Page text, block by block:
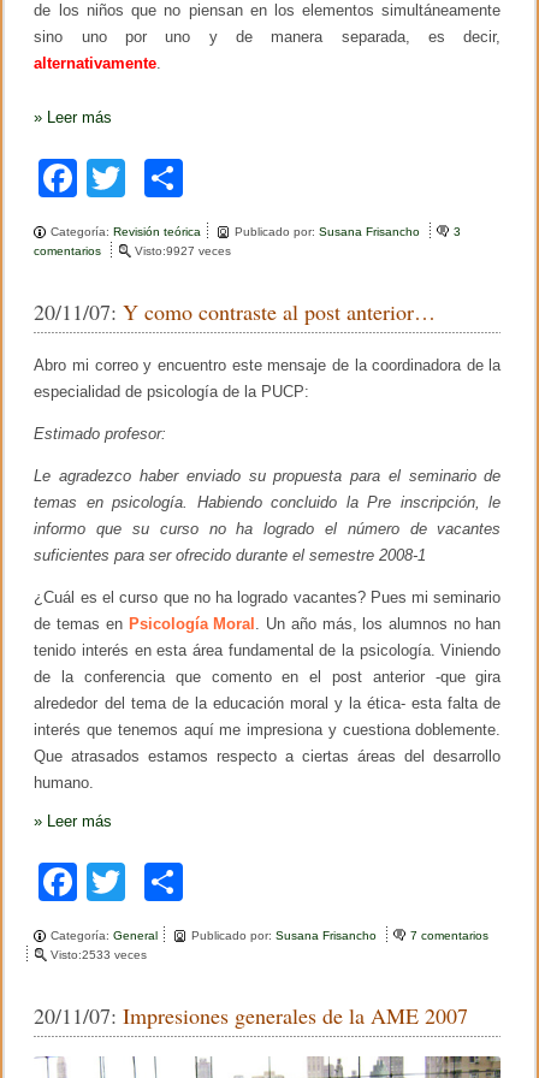
de los niños que no piensan en los elementos simultáneamente
sino uno por uno y de manera separada, es decir,
alternativamente
» Leer más
F
a
c
b
o
o
k
wi
tt
o
m
ar
tir
Categoría:Revisión teórica Publicado por:Susana Frisancho
3
comentarios
s
m
u
t
p
e
o
e
t
i
v
Visto:9927 veces
20/11/07:Y como contraste al post anterior…
Abro mi correo y encuentro este mensaje de la coordinadora de la
especialidad de psicología de la PUCP:
Estimado profesor:
Le agradezco haber enviado su propuesta para el seminario de
temas en psicología. Habiendo concluido la Pre inscripción, le
informo que su curso no ha logrado el número de vacantes
suficientes para ser ofrecido durante el semestre 2008-1
¿Cuál es el curso que no ha logrado vacantes? Pues mi seminario
de temas en Psicología Moral
. Un año más, los alumnos no han
tenido interés en esta área fundamental de la psicología. Viniendo
de la conferencia que comento en el post anterior -que gira
alrededor del tema de la educación moral y la ética- esta falta de
interés que tenemos aquí me impresiona y cuestiona doblemente.
Que atrasados estamos respecto a ciertas áreas del desarrollo
humano.
» Leer más
F
a
c
b
wi
tt
o
ar
Categoría:General Publicado por:Susana Frisancho 7 comentarios
c
Visto:2533 veces
20/11/07:Impresiones generales de la AME 2007